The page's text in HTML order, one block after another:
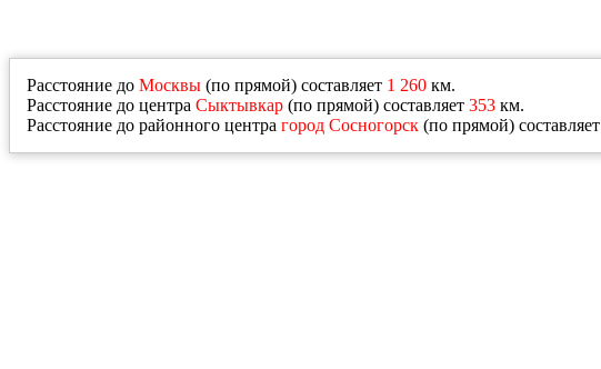
Расстояние до Москвы (по прямой) составляет 1 260 км.
Расстояние до центра Сыктывкар (по прямой) составляет 353 км.
Расстояние до районного центра город Сосногорск (по прямой) составляет